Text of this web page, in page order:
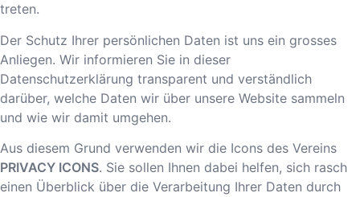
treten.
Der Schutz Ihrer persönlichen Daten ist uns ein grosses
Anliegen. Wir informieren Sie in dieser
Datenschutzerklärung transparent und verständlich
darüber, welche Daten wir über unsere Website sammeln
und wie wir damit umgehen.
Aus diesem Grund verwenden wir die Icons des Vereins
PRIVACY ICONS. Sie sollen Ihnen dabei helfen, sich rasch
einen Überblick über die Verarbeitung Ihrer Daten durch